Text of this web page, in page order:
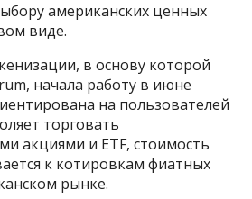
американских ценных
виде.
в основу которой
начала работу в июне
на пользователей
торговать
акциями и ETF, стоимость
к котировкам фиатных
рынке.